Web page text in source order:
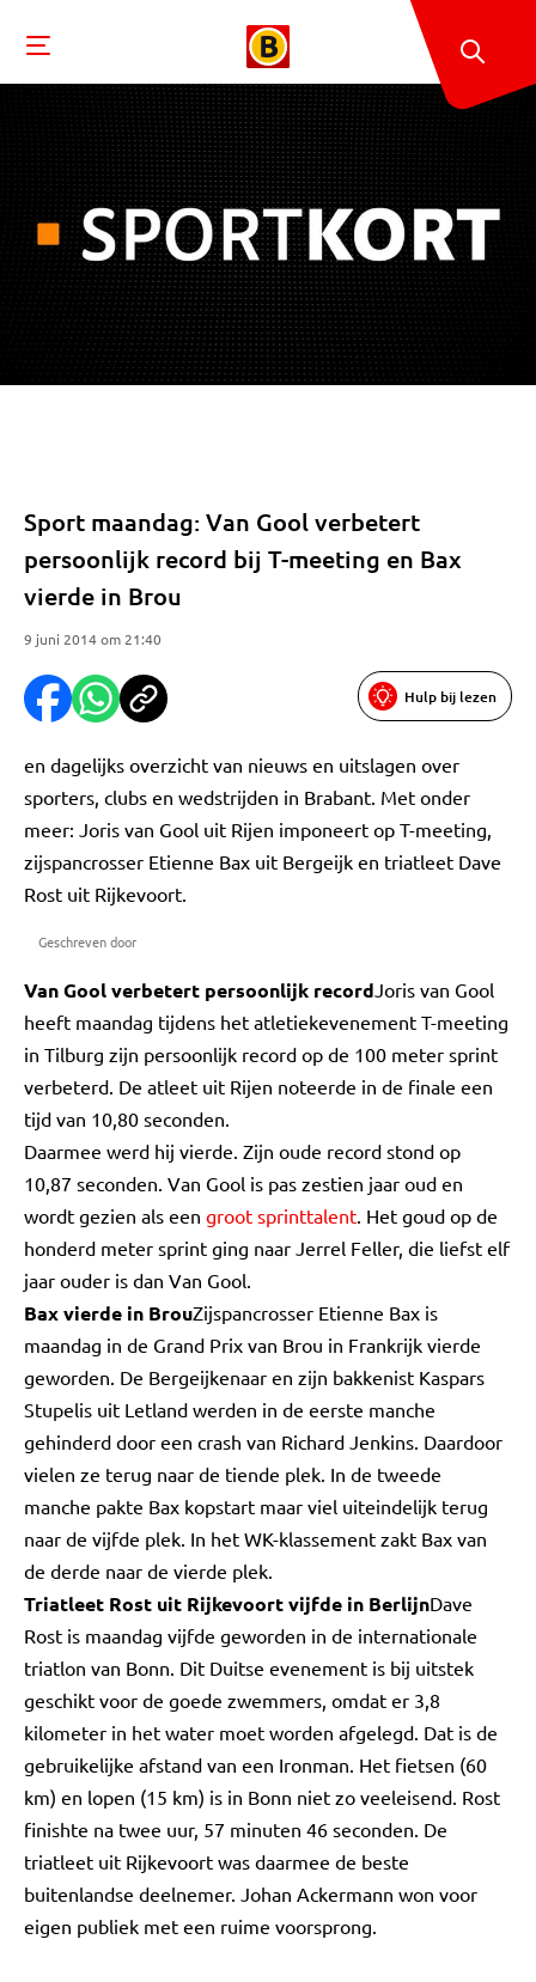
Sport maandag: Van Gool verbetert
persoonlijk record bij T-meeting en Bax
vierde in Brou
9 juni 2014 om 21:40
Hulp bij lezen
en dagelijks overzicht van nieuws en uitslagen over
sporters, clubs en wedstrijden in Brabant. Met onder
meer: Joris van Gool uit Rijen imponeert op T-meeting,
zijspancrosser Etienne Bax uit Bergeijk en triatleet Dave
Rost uit Rijkevoort.
Geschreven door
Van Gool verbetert persoonlijk recordJoris van Gool
heeft maandag tijdens het atletiekevenement T-meeting
in Tilburg zijn persoonlijk record op de 100 meter sprint
verbeterd. De atleet uit Rijen noteerde in de finale een
tijd van 10,80 seconden.
Daarmee werd hij vierde. Zijn oude record stond op
10,87 seconden. Van Gool is pas zestien jaar oud en
wordt gezien als een groot sprinttalent. Het goud op de
honderd meter sprint ging naar Jerrel Feller, die liefst elf
jaar ouder is dan Van Gool.
Bax vierde in BrouZijspancrosser Etienne Bax is
maandag in de Grand Prix van Brou in Frankrijk vierde
geworden. De Bergeijkenaar en zijn bakkenist Kaspars
Stupelis uit Letland werden in de eerste manche
gehinderd door een crash van Richard Jenkins. Daardoor
vielen ze terug naar de tiende plek. In de tweede
manche pakte Bax kopstart maar viel uiteindelijk terug
naar de vijfde plek. In het WK-klassement zakt Bax van
de derde naar de vierde plek.
Triatleet Rost uit Rijkevoort vijfde in BerlijnDave
Rost is maandag vijfde geworden in de internationale
triatlon van Bonn. Dit Duitse evenement is bij uitstek
geschikt voor de goede zwemmers, omdat er 3,8
kilometer in het water moet worden afgelegd. Dat is de
gebruikelijke afstand van een Ironman. Het fietsen (60
km) en lopen (15 km) is in Bonn niet zo veeleisend. Rost
finishte na twee uur, 57 minuten 46 seconden. De
triatleet uit Rijkevoort was daarmee de beste
buitenlandse deelnemer. Johan Ackermann won voor
eigen publiek met een ruime voorsprong.